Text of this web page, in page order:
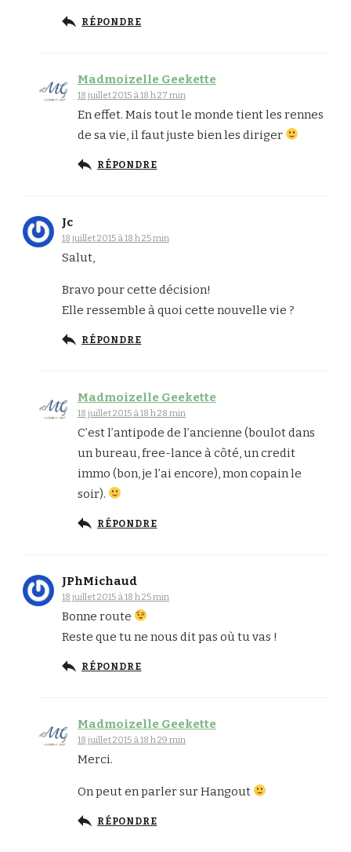
RÉPONDRE
Madmoizelle Geekette
18 juillet 2015 à 18 h 27 min
En effet. Mais tout le monde tient les rennes
de sa vie, il faut juste bien les diriger
RÉPONDRE
Jc
18 juillet 2015 à 18 h 25 min
Salut,
Bravo pour cette décision!
Elle ressemble à quoi cette nouvelle vie ?
RÉPONDRE
Madmoizelle Geekette
18 juillet 2015 à 18 h 28 min
C’est l’antipode de l’ancienne (boulot dans
un bureau, free-lance à côté, un credit
immo (bon, je l’ai encore), mon copain le
soir).
RÉPONDRE
JPhMichaud
18 juillet 2015 à 18 h 25 min
Bonne route
Reste que tu ne nous dit pas où tu vas !
RÉPONDRE
Madmoizelle Geekette
18 juillet 2015 à 18 h 29 min
Merci.
On peut en parler sur Hangout
RÉPONDRE